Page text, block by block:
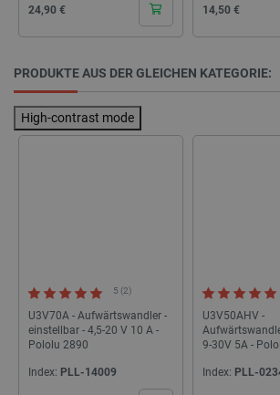
Cena
24,90 € Cena
14,50 €
PRODUKTE AUS DER GLEICHEN KATEGORIE:
High-contrast mode
5 (2)
U3V70A - Aufwärtswandler -
einstellbar - 4,5-20 V 10 A -
Pololu 2890
Index: PLL-14009
U3V50AHV -
9-30V 5A -
Index: PLL-
critCartData